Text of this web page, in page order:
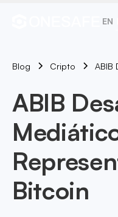
EN
Blog Cripto
ABIB
Bitcoin